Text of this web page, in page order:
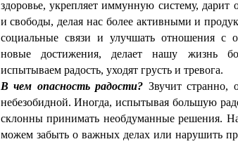
здоровье, укрепляет иммунную систему, дарит
и свободы, делая нас более активными и
социальные связи и улучшать отношения с
новые достижения, делает нашу жизнь
испытываем радость, уходят грусть и тревога.
В чем опасность радости? Звучит странно,
небезобидной. Иногда, испытывая большую
склонны принимать необдуманные решения.
можем забыть о важных делах или нарушить